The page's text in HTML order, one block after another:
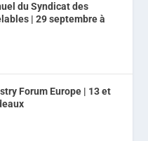
du Syndicat des
| 29 septembre à
Forum Europe | 13 et